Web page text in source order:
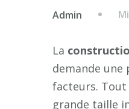
Admin
La
demande
facteurs.
grande taille